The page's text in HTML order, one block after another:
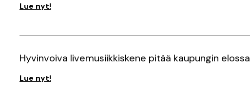
Lue nyt!
Hyvinvoiva livemusiikkiskene pitää kaupungin elossa
Lue nyt!